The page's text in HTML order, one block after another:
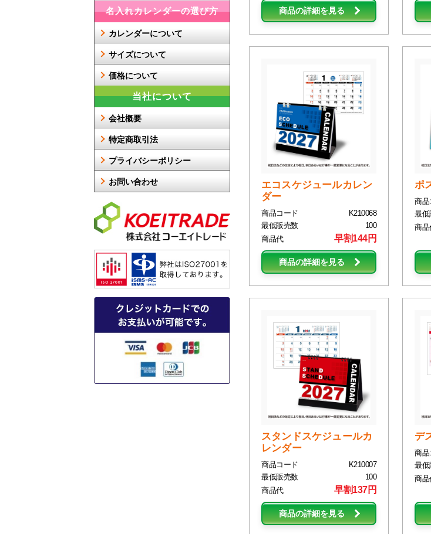
商品の詳細を見る
エコスケジュールカレン
ダー
商品コード
K210068
最低販売数
100
商品代
早割144円
商品の詳細を見る
ポ
商品
最低
商品
スタンドスケジュールカ
レンダー
商品コード
K210007
最低販売数
100
商品代
早割137円
商品の詳細を見る
デ
商品
最低
商品
名入れカレンダーの選び方
カレンダーについて
サイズについて
価格について
当社について
会社概要
特定商取引法
プライバシーポリシー
お問い合わせ